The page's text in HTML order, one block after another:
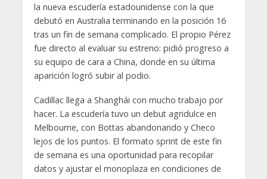
la nueva escudería estadounidense con la que
debutó en Australia terminando en la posición 16
tras un fin de semana complicado. El propio Pérez
fue directo al evaluar su estreno: pidió progreso a
su equipo de cara a China, donde en su última
aparición logró subir al podio.
Cadillac llega a Shanghái con mucho trabajo por
hacer. La escudería tuvo un debut agridulce en
Melbourne, con Bottas abandonando y Checo
lejos de los puntos. El formato sprint de este fin
de semana es una oportunidad para recopilar
datos y ajustar el monoplaza en condiciones de